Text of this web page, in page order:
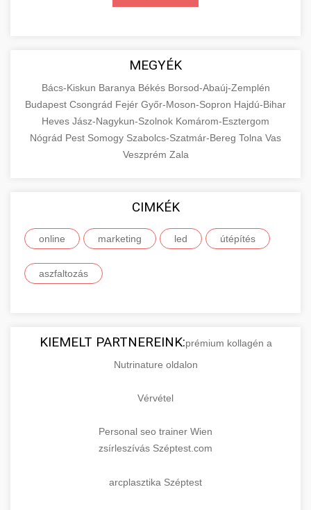
MEGYÉK
Bács-Kiskun Baranya Békés Borsod-Abaúj-Zemplén
Budapest Csongrád Fejér Győr-Moson-Sopron Hajdú-Bihar
Heves Jász-Nagykun-Szolnok Komárom-Esztergom
Nógrád Pest Somogy Szabolcs-Szatmár-Bereg Tolna Vas
Veszprém Zala
CIMKÉK
online marketing led útépítés
aszfaltozás
KIEMELT PARTNEREINK:prémium kollagén a
Nutrinature oldalon
Vérvétel
Personal seo trainer Wien
zsírleszívás Széptest.com
arcplasztika Széptest